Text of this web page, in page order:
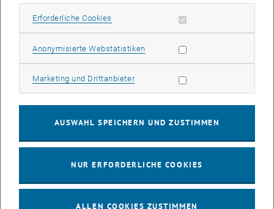
INFORMATIONSVERANSTALTUNG Online, via Zoom
Info Session Learning Journey Turin
03
INFORMATIONSVERANSTALTUNG Online, Via Zoom
Erforderliche Cookies Erforderliche Cookies zulassen
Anonymisierte WebstatistikenStatistik Cookies zulassen
Marketing und DrittanbieterMarketing Cookies zulassen
AUSWAHL SPEICHERN UND ZUSTIMMEN
NUR ERFORDERLICHE COOKIES
ALLEN COOKIES ZUSTIMMEN